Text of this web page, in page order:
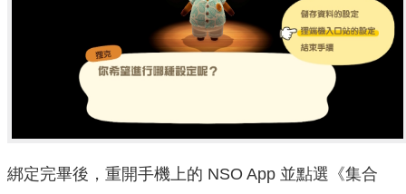
綁定完畢後，重開手機上的 NSO App 並點選《集合